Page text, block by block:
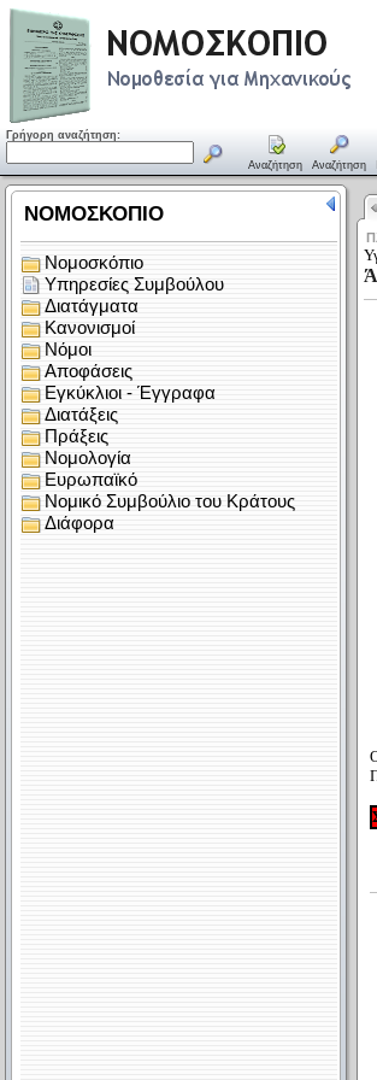
Γρήγορη αναζήτηση:
Αναζήτηση Αναζήτηση